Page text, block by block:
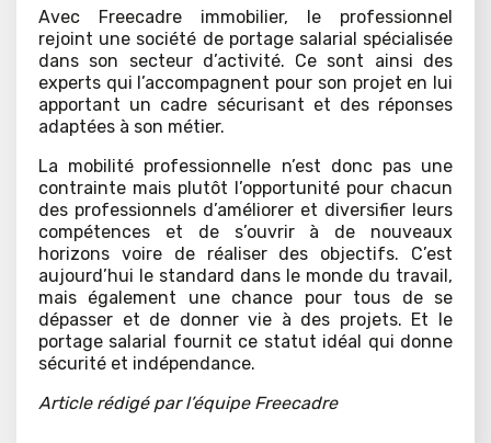
Avec Freecadre immobilier, le professionnel
rejoint une société de portage salarial spécialisée
dans son secteur d’activité. Ce sont ainsi des
experts qui l’accompagnent pour son projet en lui
apportant un cadre sécurisant et des réponses
adaptées à son métier.
La mobilité professionnelle n’est donc pas une
contrainte mais plutôt l’opportunité pour chacun
des professionnels d’améliorer et diversifier leurs
compétences et de s’ouvrir à de nouveaux
horizons voire de réaliser des objectifs. C’est
aujourd’hui le standard dans le monde du travail,
mais également une chance pour tous de se
dépasser et de donner vie à des projets. Et le
portage salarial fournit ce statut idéal qui donne
sécurité et indépendance.
Article rédigé par l’équipe Freecadre